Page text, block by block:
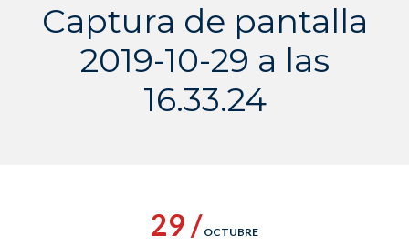
Captura de pantalla
2019-10-29 a las
16.33.24
29 / OCTUBRE